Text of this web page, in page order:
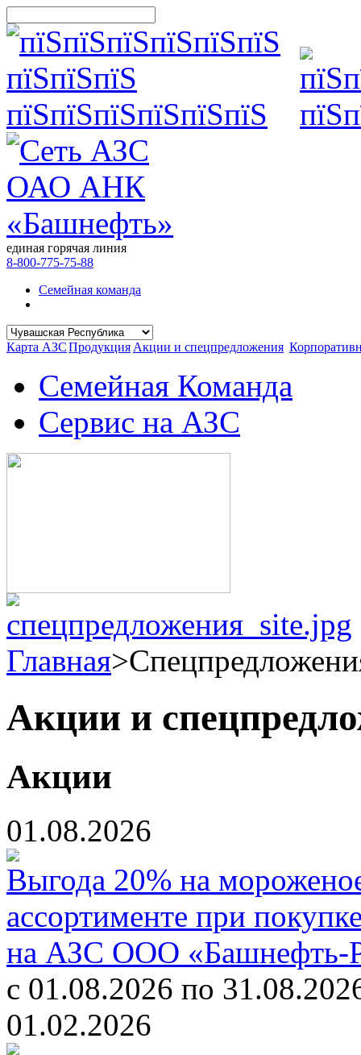
единая горячая линия
8-800-775-75-88
Семейная команда
Карта АЗСПродукция Акции и спецпредложения
Семейная Команда
Сервис на АЗС
Главная>
Акции и
Акции
01.08.2026
Выгода 20% на
ассортименте при
на АЗС ООО «Башнефть-
с 01.08.2026 по
01.02.2026